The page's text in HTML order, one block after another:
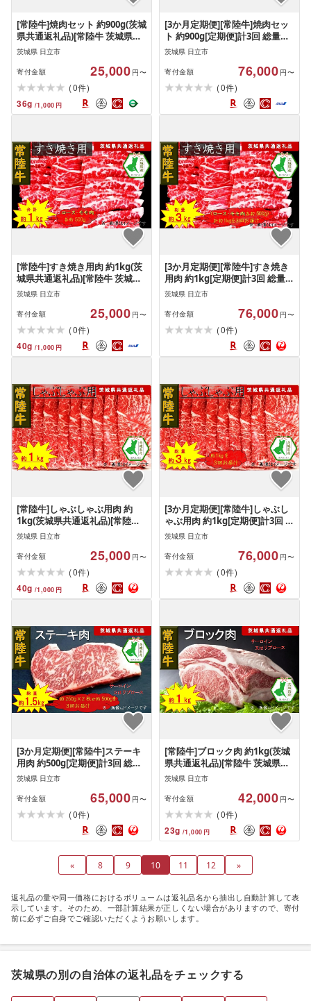
[常陸牛]焼肉セット 約900g(茨城
県共通返礼品)[常陸牛 茨城県産
日立市]
茨城県 日立市
寄付金額 25,000 円〜
(0件)
36g /1,000 円
[3か月定期便][常陸牛]焼肉セッ
ト 約900g[定期便]計3回 総量約
2,700g(茨城県共通返礼品)[常陸
牛 茨城県産 日立市]
茨城県 日立市
寄付金額 76,000 円〜
(0件)
[常陸牛]すき焼き用肉 約1kg(茨
城県共通返礼品)[常陸牛 茨城県
産 日立市]
茨城県 日立市
寄付金額 25,000 円〜
(0件)
40g /1,000 円
[3か月定期便][常陸牛]すき焼き
用肉 約1kg[定期便]計3回 総量約
3kg(茨城県共通返礼品)[常陸牛
茨城県産 日立市]
茨城県 日立市
寄付金額 76,000 円〜
(0件)
[常陸牛]しゃぶしゃぶ用肉 約
1kg(茨城県共通返礼品)[常陸牛
茨城県産 日立市]
茨城県 日立市
寄付金額 25,000 円〜
(0件)
40g /1,000 円
[3か月定期便][常陸牛]しゃぶし
ゃぶ用肉 約1kg[定期便]計3回 総
量約3kg(茨城県共通返礼品)[常
陸牛 茨城県産 日立市]
茨城県 日立市
寄付金額 76,000 円〜
(0件)
[3か月定期便][常陸牛]ステーキ
用肉 約500g[定期便]計3回 総量
約1,500g(茨城県共通返礼品)[常
陸牛 茨城県産 日立市]
茨城県 日立市
寄付金額 65,000 円〜
(0件)
[常陸牛]ブロック肉 約1kg(茨城
県共通返礼品)[常陸牛 茨城県産
日立市]
茨城県 日立市
寄付金額 42,000 円〜
(0件)
23g /1,000 円
« 8 9 10 11 12 »
返礼品の量や同一価格におけるボリュームは返礼品名から抽出し自動計算して表
示しています。そのため、一部計算結果が正しくない場合がありますので、寄付
前に必ずご自身でご確認いただくようお願いします。
茨城県の別の自治体の返礼品をチェックする